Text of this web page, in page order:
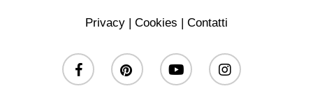
Privacy | Cookies | Contatti
facebook pinterest youtube instagram